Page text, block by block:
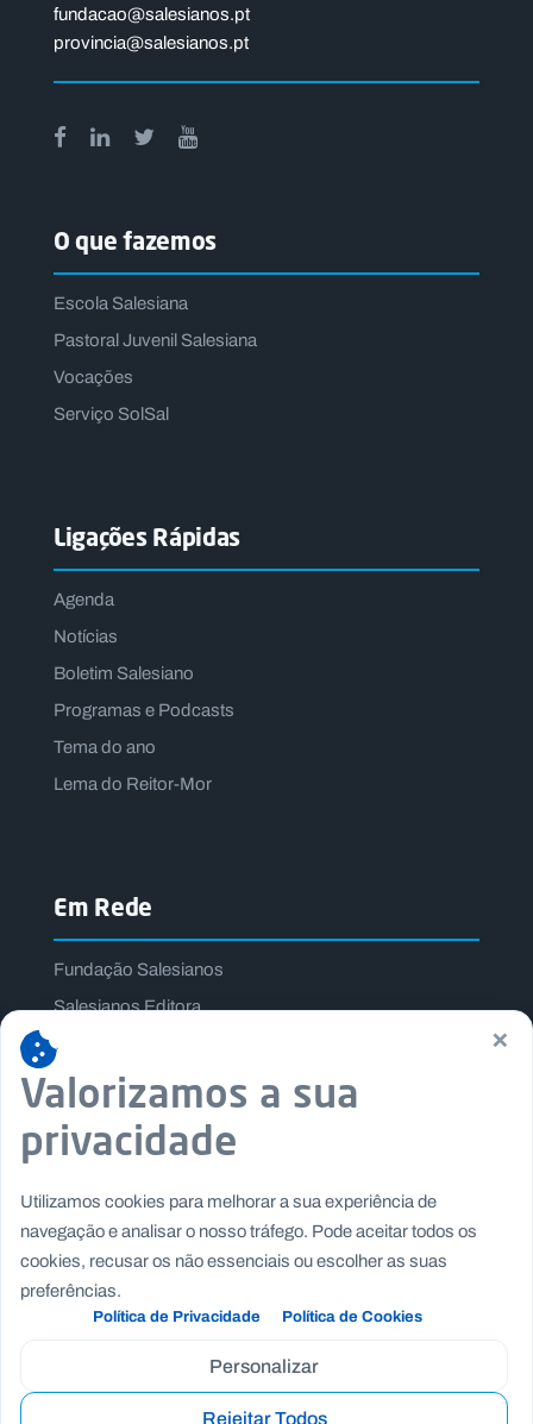
fundacao@salesianos.pt
provincia@salesianos.pt
O que fazemos
Escola Salesiana
Pastoral Juvenil Salesiana
Vocações
Serviço SolSal
Ligações Rápidas
Agenda
Notícias
Boletim Salesiano
Programas e Podcasts
Tema do ano
Lema do Reitor-Mor
Em Rede
Fundação Salesianos
Salesianos Editora
Família Salesiana
Missão Dom Bosco
×
Valorizamos a sua
privacidade
Utilizamos cookies para melhorar a sua experiência de
navegação e analisar o nosso tráfego. Pode aceitar todos os
cookies, recusar os não essenciais ou escolher as suas
preferências.
Política de Privacidade Política de Cookies
Personalizar
Rejeitar Todos